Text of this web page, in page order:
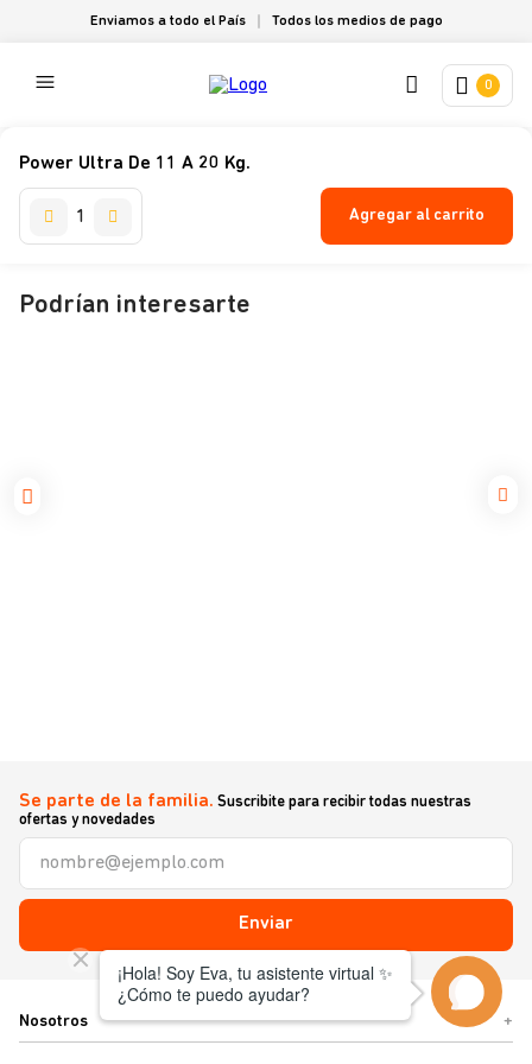
Enviamos a todo el País Todos los medios de pago
0
Power Ultra De 11 A 20 Kg.
Agregar al carrito
Podrían interesarte
Se parte de la familia. Suscribite para recibir todas nuestras
ofertas y novedades
Enviar
Nosotros +